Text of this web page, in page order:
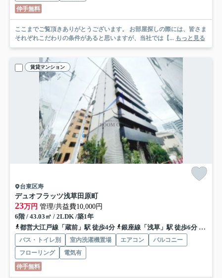
仲手無料
ここまでご覧頂きありがとうございます。 お部屋探しの際には、皆さま
それぞれこだわりの条件があると思いますが、当社では【... もっと見る
賃貸マンション
台東区寿
デュオフラッツ浅草田原町
23万円 管理/共益費10,000円
6階 / 43.03㎡ / 2LDK /築1年
都営大江戸線「蔵前」駅 徒歩4分
銀座線「浅草」駅 徒歩6分 銀座
バス・トイレ別 室内洗濯機置場 エアコン
バルコニー
フローリング
電気有
仲手無料